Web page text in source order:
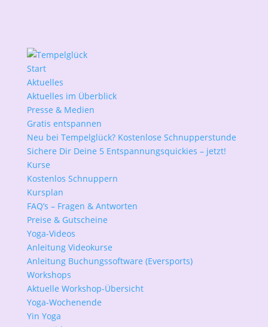
Start
Aktuelles
Aktuelles im Überblick
Presse & Medien
Gratis entspannen
Neu bei Tempelglück? Kostenlose Schnupperstunde
Sichere Dir Deine 5 Entspannungsquickies – jetzt!
Kurse
Kostenlos Schnuppern
Kursplan
FAQ’s – Fragen & Antworten
Preise & Gutscheine
Yoga-Videos
Anleitung Videokurse
Anleitung Buchungssoftware (Eversports)
Workshops
Aktuelle Workshop-Übersicht
Yoga-Wochenende
Yin Yoga